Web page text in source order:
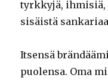
tyrkkyjä, ihmisiä,
sisäistä
Itsensä
puolensa. Oma